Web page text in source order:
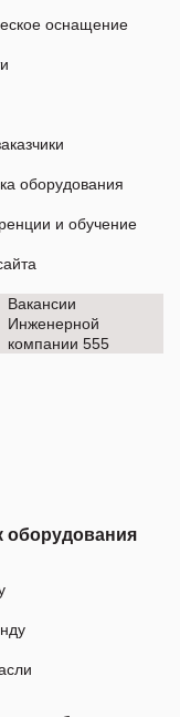
оснащение
оборудования
и обучение
Вакансии
Инженерной
компании 555
оборудования